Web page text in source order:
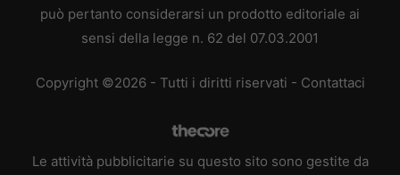
può pertanto considerarsi un prodotto editoriale ai
sensi della legge n. 62 del 07.03.2001
Copyright ©2026 - Tutti i diritti riservati - Contattaci
Le attività pubblicitarie su questo sito sono gestite da